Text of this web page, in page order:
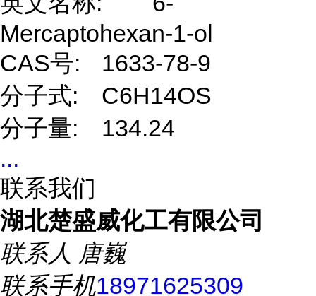
Mercaptohexan-1-ol
CAS号:
1633-78-9
分子式:
C6H14OS
分子量:
134.24
...
联系我们
湖北楚盛威化工有限公司
联系人 唐巍
联系手机18971625309